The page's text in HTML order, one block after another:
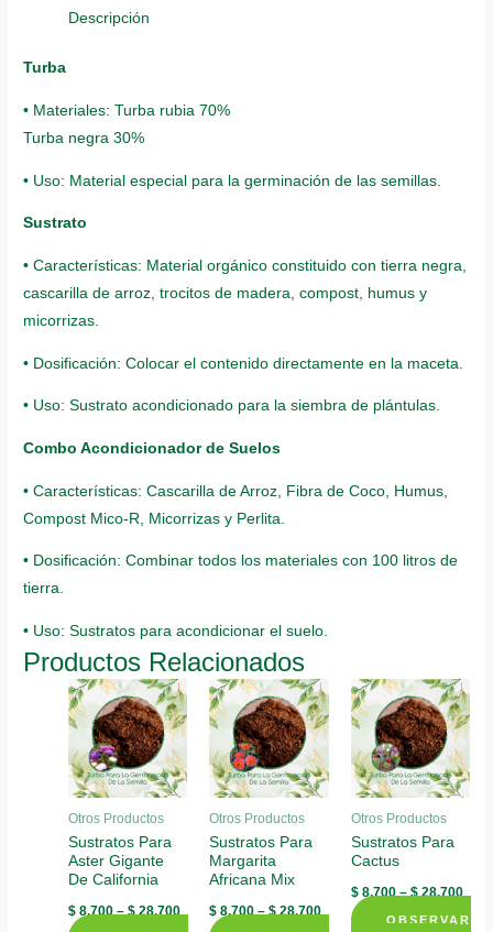
Descripción
Turba
• Materiales: Turba rubia 70%
Turba negra 30%
• Uso: Material especial para la germinación de las semillas.
Sustrato
• Características: Material orgánico constituido con tierra negra,
cascarilla de arroz, trocitos de madera, compost, humus y
micorrizas.
• Dosificación: Colocar el contenido directamente en la maceta.
• Uso: Sustrato acondicionado para la siembra de plántulas.
Combo Acondicionador de Suelos
• Características: Cascarilla de Arroz, Fibra de Coco, Humus,
Compost Mico-R, Micorrizas y Perlita.
• Dosificación: Combinar todos los materiales con 100 litros de
tierra.
• Uso: Sustratos para acondicionar el suelo.
Productos Relacionados
Otros Productos
Sustratos Para
Aster Gigante
De California
$ 8.700–$28.700
Otros Productos
Sustratos Para
Margarita
Africana Mix
$ 8.700–$28.700
Otros Productos
Sustratos Para
Cactus
$8.700–$28.700
OBSERVAR